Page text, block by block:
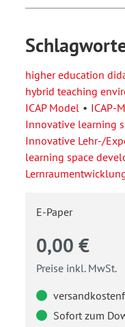
higher education
hybrid teaching
ICAP Model
ICAP-
Innovative learning
Innovative Lehr-/
learning space
E-Paper
0,00 €
Preise inkl. MwSt.
Sofort zum